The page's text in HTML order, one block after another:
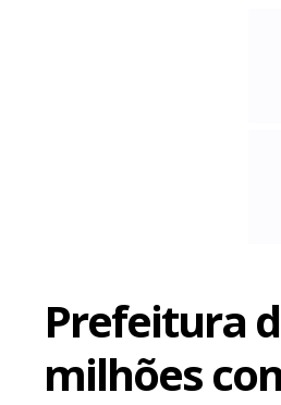
Prefeitura
milhões